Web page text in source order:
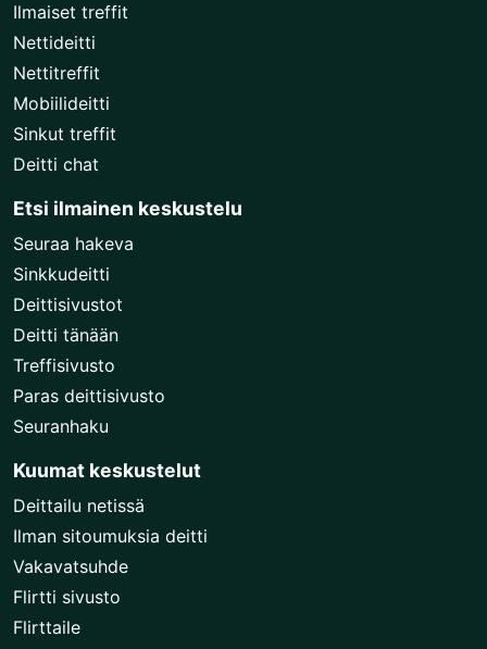
Ilmaiset treffit
Nettideitti
Nettitreffit
Mobiilideitti
Sinkut treffit
Deitti chat
Etsi ilmainen keskustelu
Seuraa hakeva
Sinkkudeitti
Deittisivustot
Deitti tänään
Treffisivusto
Paras deittisivusto
Seuranhaku
Kuumat keskustelut
Deittailu netissä
Ilman sitoumuksia deitti
Vakavatsuhde
Flirtti sivusto
Flirttaile